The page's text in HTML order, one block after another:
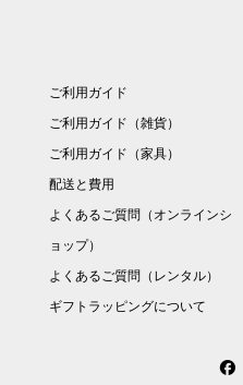
ご利用ガイド
ご利用ガイド（雑貨）
ご利用ガイド（家具）
配送と費用
よくあるご質問（オンラインシ
ョップ）
よくあるご質問（レンタル）
ギフトラッピングについて